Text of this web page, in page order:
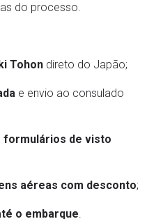
do processo.
Tohon direto do Japão;
e envio ao consulado
formulários de visto
aéreas com desconto;
o embarque.